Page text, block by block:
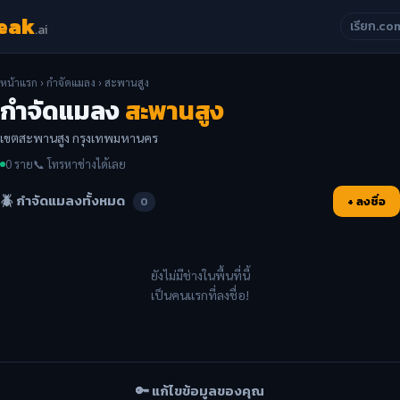
.ai เรียก
หน้าแรก ›กำจัดแมลง › สะพานสูง
กำจัดแมลงสะพานสูง
เขตสะพานสูง กรุงเทพมหานคร
0 ราย📞 โทรหาช่างได้เลย
🪲 กำจัดแมลงทั้งหมด 0 + ลงชื่อ
ยังไม่มีช่างในพื้นที่นี้
เป็นคนแรกที่ลงชื่อ!
🔑 แก้ไขข้อมูลของคุณ